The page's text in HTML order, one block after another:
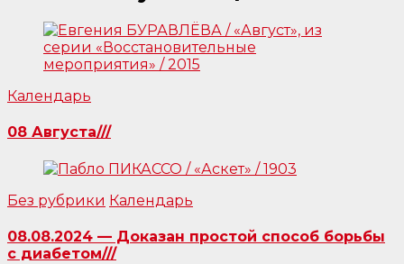
Календарь
08 Августа///
Без рубрики Календарь
08.08.2024 — Доказан простой способ борьбы
с диабетом///